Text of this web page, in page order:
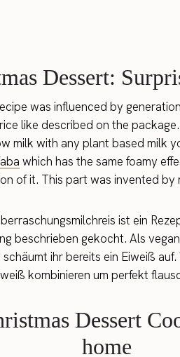
Dessert:
was influenced by
like described on the
milk with any plant based milk
which has the same foamy
of it. This part was invented by
ist ein
beschrieben gekocht. Als
schäumt ihr bereits ein Eiweiß
kombinieren um perfekt